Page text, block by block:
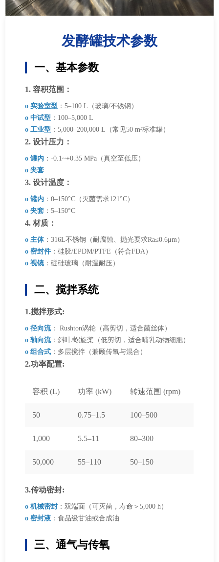
发酵罐技术参数
一、基本参数
1. 容积范围：
o 实验室型 ：5–100 L（玻璃/不锈钢）
o 中试型 ：100–5,000 L
o 工业型 ：5,000–200,000 L（常见50 m³标准罐）
2. 设计压力：
o 罐内 ：-0.1~+0.35 MPa（真空至低压）
o 夹套
3. 设计温度：
o 罐内 ：0–150°C（灭菌需求121°C）
o 夹套 ：5–150°C
4. 材质：
o 主体：316L不锈钢（耐腐蚀、抛光要求Ra≤0.6μm）
o 密封件 ：硅胶/EPDM/PTFE（符合FDA）
o 视镜 ：硼硅玻璃（耐温耐压）
二、搅拌系统
1.搅拌形式:
o 径向流： Rushton涡轮（高剪切，适合菌丝体）
o 轴向流：斜叶/螺旋桨（低剪切，适合哺乳动物细胞）
o 组合式 ：多层搅拌（兼顾传氧与混合）
2.功率配置:
容积 (L) 功率 (kW) 转速范围 (rpm)
50 0.75–1.5 100–500
1,000 5.5–11 80–300
50,000 55–110 50–150
3.传动密封:
o 机械密封 ：双端面（可灭菌，寿命＞5,000 h）
o 密封液 ：食品级甘油或合成油
三、通气与传氧